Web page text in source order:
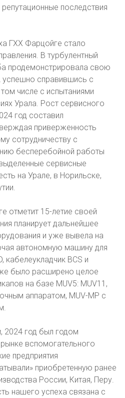
последствия
ГХХ Фарцойге стало
В турбулентный
продемонстрировала свою
справившись с
числе с испытаниями
Урала. Рост сервисного
год составил
приверженность
сотрудничеству с
бесперебойной работы
сервисные
на Урале, в Норильске,
отметит 15-летие своей
планирует дальнейшее
и уже вывела на
автономную машину для
кабелеукладчик BCS и
было расширено целое
на базе MUV5: MUV11,
аппаратом, MUV-MP с
2024 год был годом
вспомогательного
предприятия
приобретенную ранее
России, Китая, Перу.
нашего успеха связана с